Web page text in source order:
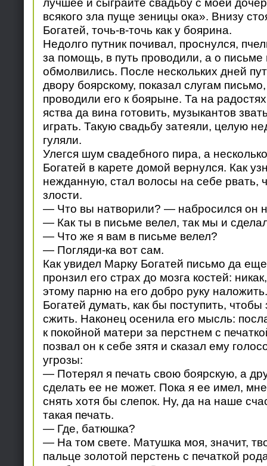
всякого зла пуще зеницы ока». Внизу
Богатей, точь-в-точь как у боярина.
Недолго путник почивал, проснулся,
за помощь, в путь проводили, а о
обмолвились. После нескольких дней
двору боярскому, показал слугам
проводили его к боярыне. Та на
яства да вина готовить, музыкантов
играть. Такую свадьбу затеяли, целую
гуляли.
Улегся шум свадебного пира, а
Богатей в карете домой вернулся. Как
нежданную, стал волосы на себе рвать,
злости.
— Что вы натворили? — набросился он
— Как ты в письме велел, так мы и
— Что же я вам в письме велел?
— Погляди-ка вот сам.
Как увидел Марку Богатей письмо да
пронзил его страх до мозга костей:
этому парню на его добро руку
Богатей думать, как бы поступить, чтобы
сжить. Наконец осенила его мысль:
к покойной матери за перстнем с
позвал он к себе зятя и сказал ему
угрозы:
— Потерял я печать свою боярскую, а
сделать ее не может. Пока я ее имел,
снять хотя бы слепок. Ну, да на наше
такая печать.
— Где, батюшка?
— На том свете. Матушка моя, значит,
пальце золотой перстень с печаткой